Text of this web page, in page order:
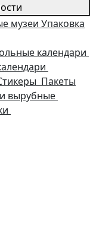
музеи Упаковка
календари
Пакеты
вырубные